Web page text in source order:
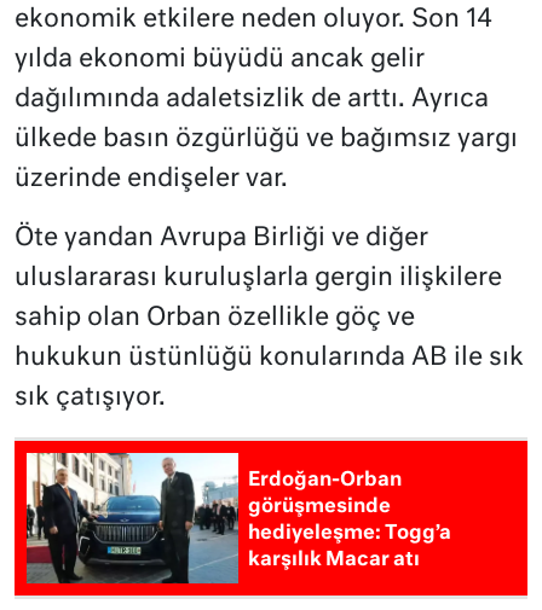
ekonomik etkilere neden oluyor. Son 14
yılda ekonomi büyüdü ancak gelir
dağılımında adaletsizlik de arttı. Ayrıca
ülkede basın özgürlüğü ve bağımsız yargı
üzerinde endişeler var.
Öte yandan Avrupa Birliği ve diğer
uluslararası kuruluşlarla gergin ilişkilere
sahip olan Orban özellikle göç ve
hukukun üstünlüğü konularında AB ile sık
sık çatışıyor.
Erdoğan-Orban
görüşmesinde
hediyeleşme: Togg’a
karşılık Macar atı